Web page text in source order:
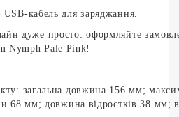
кабель для заряджання.
дуже просто: оформляйте
Nymph Pale Pink!
загальна довжина 156 мм;
68 мм; довжина відростків 38 мм;